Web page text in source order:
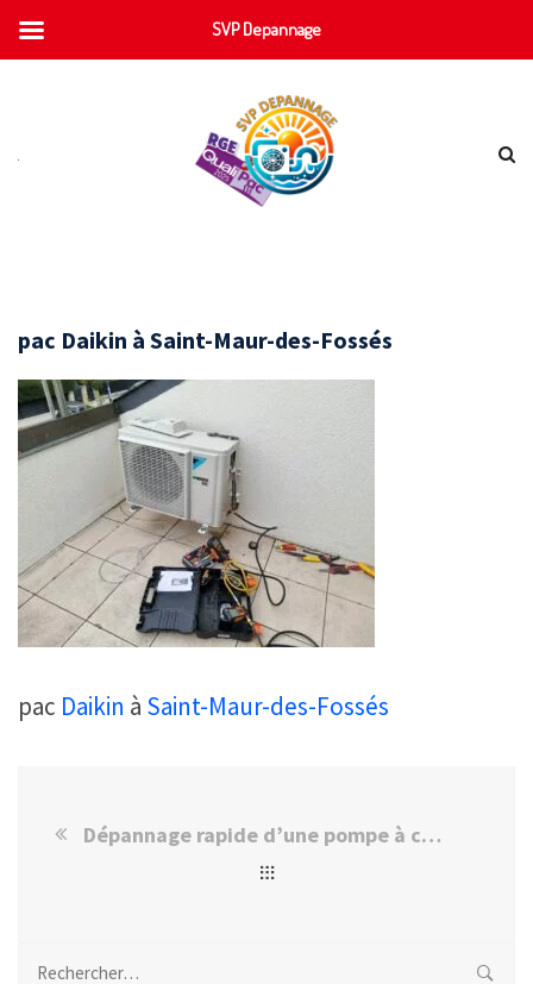
pac Daikin à Saint-Maur-des-Fossés
pac Daikin à Saint-Maur-des-Fossés
Dépannage rapide d’une pompe à chaleur Daikin à Saint-Maur-des-Fossés
Rechercher :
SVP Depannage